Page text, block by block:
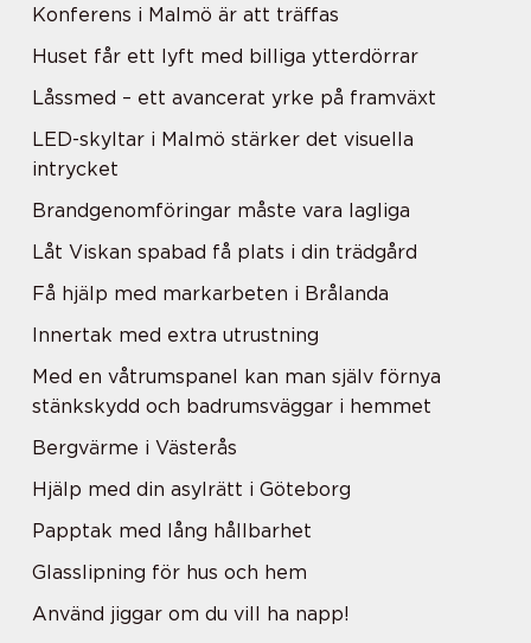
Konferens i Malmö är att träffas
Huset får ett lyft med billiga ytterdörrar
Låssmed – ett avancerat yrke på framväxt
LED-skyltar i Malmö stärker det visuella
intrycket
Brandgenomföringar måste vara lagliga
Låt Viskan spabad få plats i din trädgård
Få hjälp med markarbeten i Brålanda
Innertak med extra utrustning
Med en våtrumspanel kan man själv förnya
stänkskydd och badrumsväggar i hemmet
Bergvärme i Västerås
Hjälp med din asylrätt i Göteborg
Papptak med lång hållbarhet
Glasslipning för hus och hem
Använd jiggar om du vill ha napp!